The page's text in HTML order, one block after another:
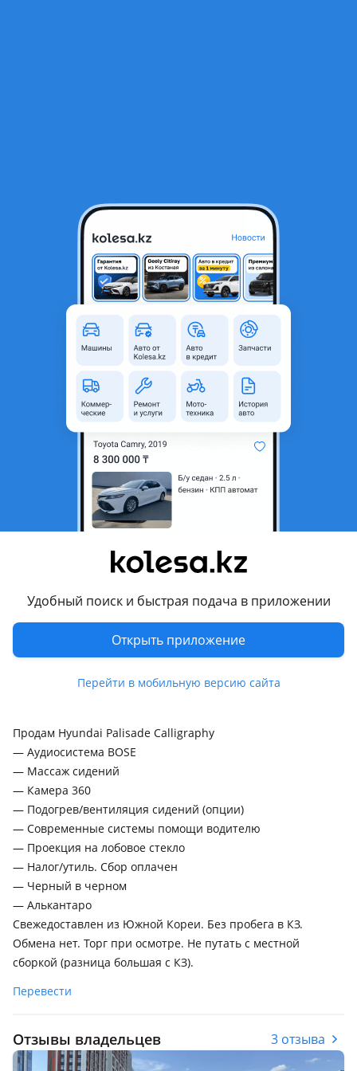
Удобный поиск и быстрая подача в приложении
Открыть приложение
Перейти в мобильную версию сайта
Hyundai Palisade 2025 года
34 500 000 ₸
Объявление находится в архиве и может быть
Алматы, Алматинская
2024 - н.в. 2 поколение
Кроссовер
Объем двигателя, л
Пробег
Автомат
Руль
Слева
Цвет
Растаможен в Казахстане
Да
Продам Hyundai Palisade Calligraphy
— Аудиосистема BOSE
— Массаж сидений
— Камера 360
— Подогрев/вентиляция сидений (опции)
— Современные системы помощи водителю
— Проекция на лобовое стекло
— Налог/утиль. Сбор оплачен
— Черный в черном
— Алькантаро
Свежедоставлен из Южной Кореи. Без пробега в КЗ.
Обмена нет. Торг при осмотре. Не путать с местной
сборкой (разница большая с КЗ).
Перевести
Отзывы владельцев 3 отзыва